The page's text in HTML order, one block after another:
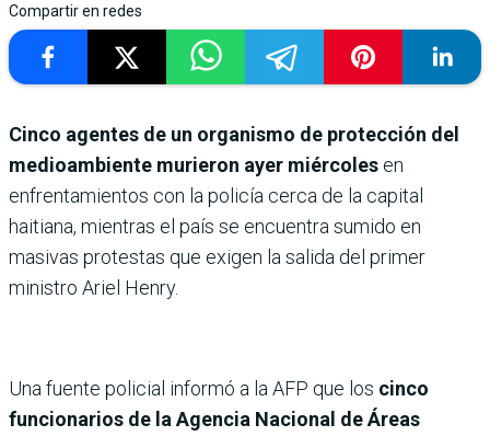
Compartir en redes
Cinco agentes de un organismo de protección del
medioambiente murieron ayer miércoles en
enfrentamientos con la policía cerca de la capital
haitiana, mientras el país se encuentra sumido en
masivas protestas que exigen la salida del primer
ministro Ariel Henry.
Una fuente policial informó a la AFP que los cinco
funcionarios de la Agencia Nacional de Áreas